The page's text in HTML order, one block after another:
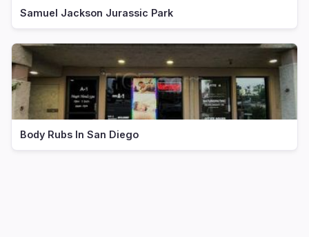
Samuel Jackson Jurassic Park
Body Rubs In San Diego